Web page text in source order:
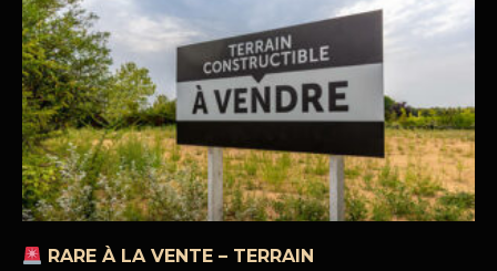
RARE À LA VENTE – TERRAIN